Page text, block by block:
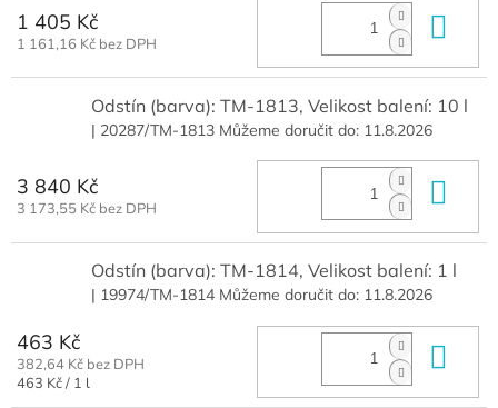
1 405 Kč
1 161,16 Kč bez DPH
Odstín (barva): TM-1813, Velikost balení: 10 l
| 20287/TM-1813 Můžeme doručit do: 11.8.2026
3 840 Kč
3 173,55 Kč bez DPH
Odstín (barva): TM-1814, Velikost balení: 1 l
| 19974/TM-1814 Můžeme doručit do: 11.8.2026
463 Kč
382,64 Kč bez DPH
Měrná
463 Kč / 1 l